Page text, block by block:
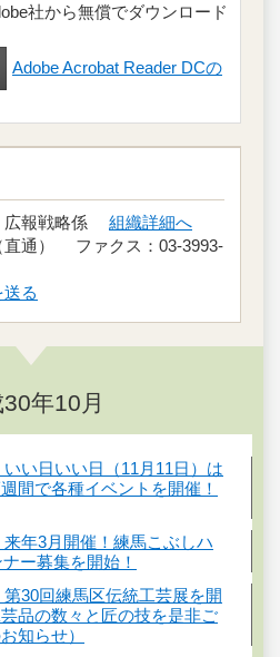
社から無償でダウンロード
Adobe Acrobat Reader DCの
報戦略係 組織詳細へ
直通） ファクス：03-3993-
る
年10月
いい日いい日（11月11日）は
間で各種イベントを開催！
来年3月開催！練馬こぶしハ
ー募集を開始！
第30回練馬区伝統工芸展を開
品の数々と匠の技を是非ご
知らせ）